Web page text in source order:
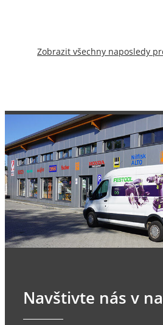
Zobrazit všechny naposledy
Navštivte nás v